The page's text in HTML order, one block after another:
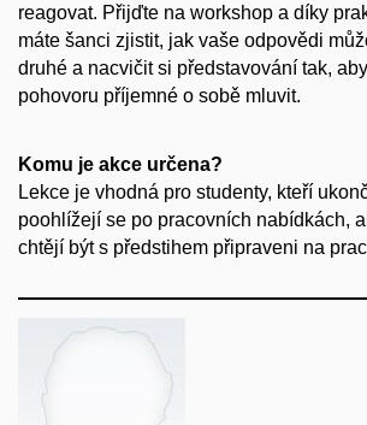
reagovat. Přijďte na workshop a díky
máte šanci zjistit, jak vaše odpovědi
druhé a nacvičit si představování tak,
pohovoru příjemné o sobě mluvit.
Komu je akce určena?
Lekce je vhodná pro studenty, kteří
poohlížejí se po pracovních nabídkách,
chtějí být s předstihem připraveni na